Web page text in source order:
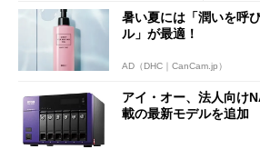
暑い夏には「潤いを呼
ル」が最適！
AD（DHC｜CanCam.jp）
アイ・オー、法人向け
載の最新モデルを追加